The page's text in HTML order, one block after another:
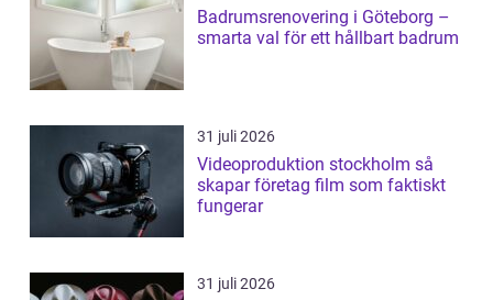
Badrumsrenovering i Göteborg –
smarta val för ett hållbart badrum
31 juli 2026
Videoproduktion stockholm så
skapar företag film som faktiskt
fungerar
31 juli 2026